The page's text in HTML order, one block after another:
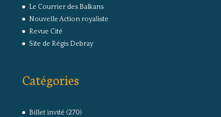
Le Courrier des Balkans
Nouvelle Action royaliste
Revue Cité
Site de Régis Debray
Catégories
Billet invité (270)